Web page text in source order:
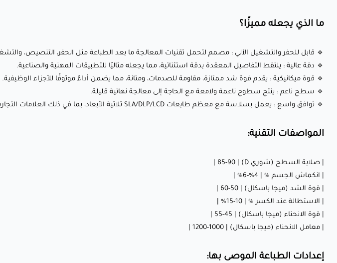
🔹 قابل للحفر والتشغيل الآلي :
بعد الطباعة مثل الحفر،
أو يتشوه.
ما الذي يجعله مميزًا؟
🔹 قابل للحفر والتشغيل الآلي : مصمم لتحمل تقنيات المعالجة ما بعد الطباعة مثل الحفر، التنصيص،
🔹 دقة عالية : يلتقط التفاصيل المعقدة بدقة استثنائية، مما يجعله مثاليًا للتطبيقات المهنية والصناعية.
🔹 قوة ميكانيكية : يقدم قوة شد ممتازة، مقاومة للصدمات، ومتانة، مما يضمن أداءً موثوقًا للأجزاء الوظيفية.
🔹 سطح ناعم : ينتج سطوح ناعمة ولامعة مع الحاجة إلى معالجة نهائية قليلة.
🔹 توافق واسع : يعمل بسلاسة مع معظم طابعات SLA/DLP/LCD ثلاثية الأبعاد، بما في ذلك العلامات التجارية الشهيرة مثل Formlabs وAnycubic وElegoo وغيرها.
المواصفات التقنية:
| صلابة السطح (شوري D) | 85-90 |
| انكماش الجسم % | 4%-6% |
| قوة الشد (ميجا باسكال) | 50-60 |
| الاستطالة عند الكسر % | 10-15% |
| قوة الانحناء (ميجا باسكال) | 45-55 |
| معامل الانحناء (ميجا باسكال) | 1000-1200 |
إعدادات الطباعة الموصى بها: